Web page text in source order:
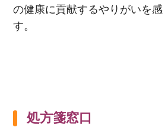
の健康に貢献するやりがいを
す。
処方箋窓口